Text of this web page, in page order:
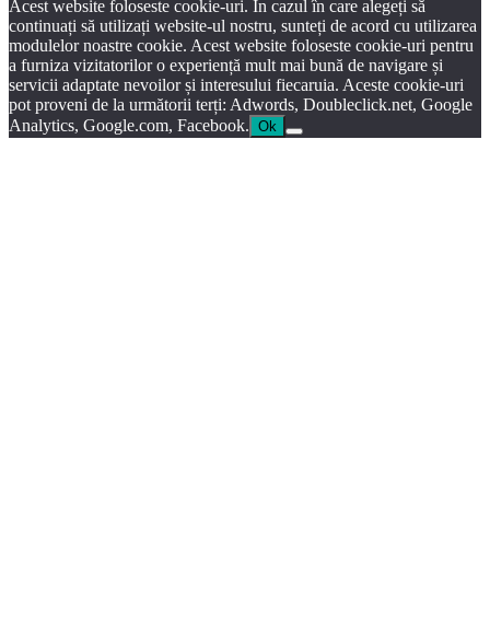
Acest website foloseste cookie-uri. În cazul în care alegeți să
continuați să utilizați website-ul nostru, sunteți de acord cu utilizarea
modulelor noastre cookie. Acest website foloseste cookie-uri pentru
a furniza vizitatorilor o experiență mult mai bună de navigare și
servicii adaptate nevoilor și interesului fiecaruia. Aceste cookie-uri
pot proveni de la următorii terți: Adwords, Doubleclick.net, Google
Analytics, Google.com, Facebook. Ok